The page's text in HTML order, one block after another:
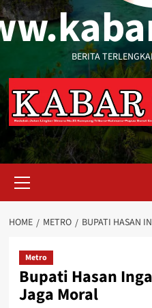
BERITA
Menu
HOME METRO BUPATI HASAN
Metro
Bupati Hasan
Jaga Moral